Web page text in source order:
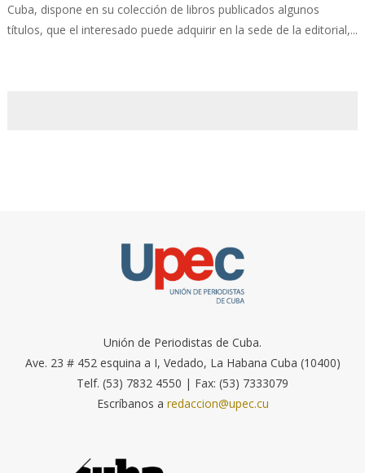
Cuba, dispone en su colección de libros publicados algunos
títulos, que el interesado puede adquirir en la sede de la editorial,...
Unión de Periodistas de Cuba.
Ave. 23 # 452 esquina a I, Vedado, La Habana Cuba (10400)
Telf. (53) 7832 4550 | Fax: (53) 7333079
Escríbanos a redaccion@upec.cu